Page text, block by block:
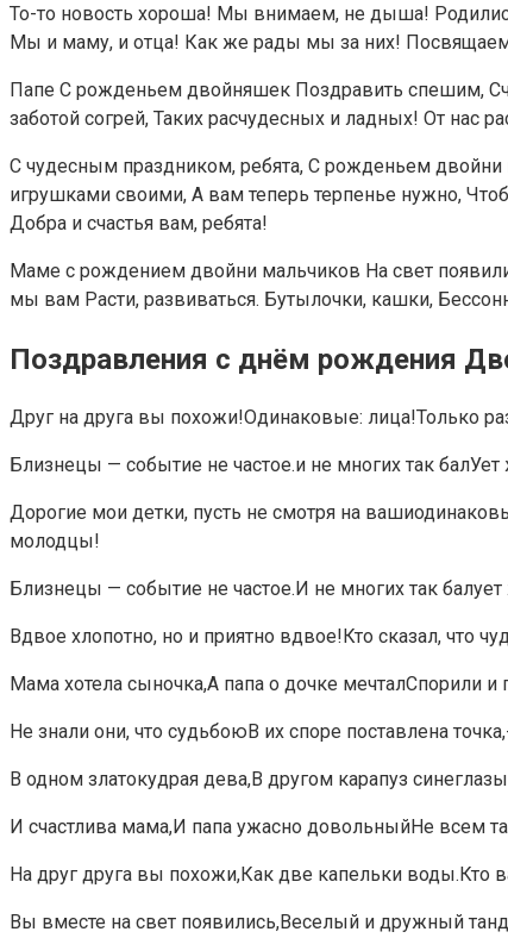
То-то новость хороша! Мы внимаем, не дыша!
Мы и маму, и отца! Как же рады мы за них! Посвящаем
Папе C рожденьем двойняшек Поздравить спешим,
заботой согрей, Таких расчудесных и ладных! От нас
С чудесным праздником, ребята, С рожденьем двойни
игрушками своими, А вам теперь терпенье нужно,
Добра и счастья вам, ребята!
Маме с рождением двойни мальчиков На свет
мы вам Расти, развиваться. Бутылочки, кашки,
Поздравления с днём рождения
Друг на друга вы похожи!Одинаковые: лица!Только
Близнецы — событие не частое.и не многих так
Дорогие мои детки, пусть не смотря на
молодцы!
Близнецы — событие не частое.И не многих так
Вдвое хлопотно, но и приятно вдвое!Кто сказал, что
Мама хотела сыночка,А папа о дочке мечталСпорили и
Не знали они, что судьбоюВ их споре поставлена
В одном златокудрая дева,В другом карапуз
И счастлива мама,И папа ужасно довольныйНе всем
На друг друга вы похожи,Как две капельки воды.Кто
Вы вместе на свет появились,Веселый и дружный